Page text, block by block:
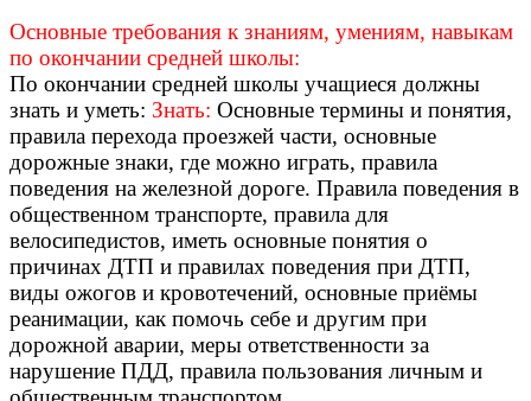
Основные требования к знаниям, умениям, навыкам
по окончании средней школы:
По окончании средней школы учащиеся должны
знать и уметь: Знать: Основные термины и понятия,
правила перехода проезжей части, основные
дорожные знаки, где можно играть, правила
поведения на железной дороге. Правила поведения в
общественном транспорте, правила для
велосипедистов, иметь основные понятия о
причинах ДТП и правилах поведения при ДТП,
виды ожогов и кровотечений, основные приёмы
реанимации, как помочь себе и другим при
дорожной аварии, меры ответственности за
нарушение ПДД, правила пользования личным и